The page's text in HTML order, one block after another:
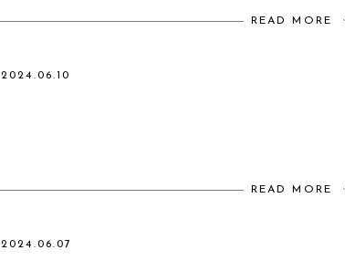
READ MORE
2024.06.10
READ MORE
2024.06.07